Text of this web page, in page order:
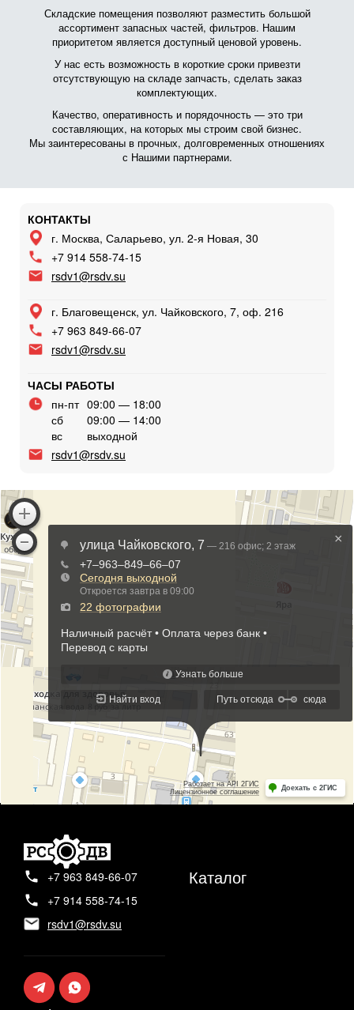
Складские помещения позволяют разместить большой
ассортимент запасных частей, фильтров. Нашим
приоритетом является доступный ценовой уровень.
У нас есть возможность в короткие сроки привезти
отсутствующую на складе запчасть, сделать заказ
комплектующих.
Качество, оперативность и порядочность — это три
составляющих, на которых мы строим свой бизнес.
Мы заинтересованы в прочных, долговременных отношениях
с Нашими партнерами.
КОНТАКТЫ
г. Москва, Саларьево, ул. 2-я Новая, 30
+7 914 558-74-15
rsdv1@rsdv.su
г. Благовещенск, ул. Чайковского, 7, оф. 216
+7 963 849-66-07
rsdv1@rsdv.su
ЧАСЫ РАБОТЫ
пн-пт 09:00 — 18:00
сб
09:00 — 14:00
вс
выходной
rsdv1@rsdv.su
+7 963 849-66-07
+7 914 558-74-15
rsdv1@rsdv.su
Каталог